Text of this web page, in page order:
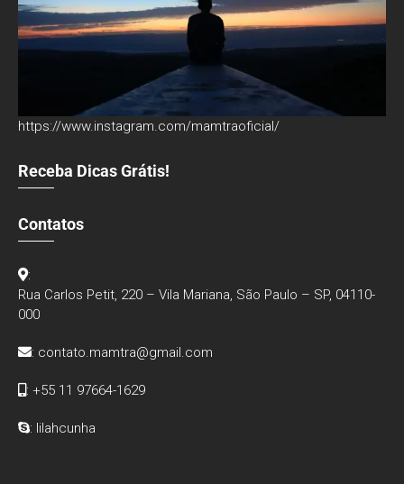
https://www.instagram.com/mamtraoficial/
Receba Dicas Grátis!
Contatos
:
Rua Carlos Petit, 220 – Vila Mariana, São Paulo – SP, 04110-
000
: contato.mamtra@gmail.com
: +55 11 97664-1629
: lilahcunha